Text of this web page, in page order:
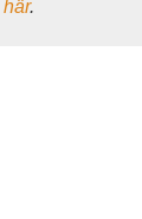
här.